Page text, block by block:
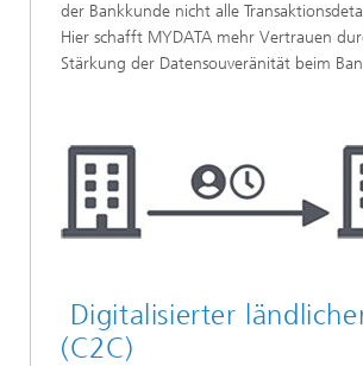
der Bankkunde nicht alle
Hier schafft MYDATA mehr Vertrauen
Stärkung der Datensouveränität beim
Digitalisierter
(C2C)